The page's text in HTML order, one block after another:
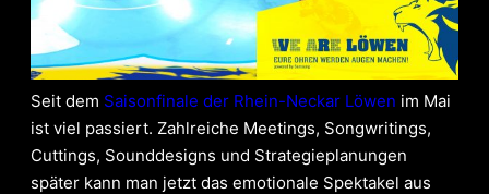
Seit dem Saisonfinale der Rhein-Neckar Löwen im Mai
ist viel passiert. Zahlreiche Meetings, Songwritings,
Cuttings, Sounddesigns und Strategieplanungen
später kann man jetzt das emotionale Spektakel aus